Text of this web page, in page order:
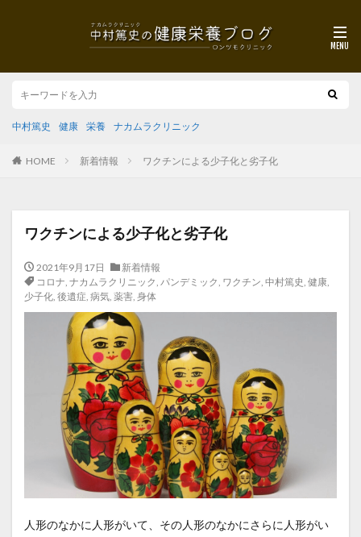
中村篤史 健康 栄養 ナカムラクリニック
HOME 新着情報 ワクチンによる少子化と劣子化
ワクチンによる少子化と劣子化
2021年9月17日
新着情報
コロナ, ナカムラクリニック, パンデミック, ワクチン, 中村篤史, 健康,
少子化, 後遺症, 病気, 薬害, 身体
人形のなかに人形がいて、その人形のなかにさらに人形がい